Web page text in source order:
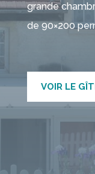
grande
de 90×200
VOIR LE